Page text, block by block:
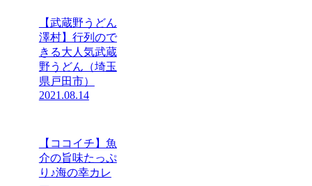
【武蔵野うどん
澤村】行列ので
きる大人気武蔵
野うどん（埼玉
県戸田市）
2021.08.14
【ココイチ】魚
介の旨味たっぷ
り♪海の幸カレ